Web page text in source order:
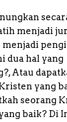
menjadi
menjadi
dua hal yang
Atau
yang
seorang
baik? Di